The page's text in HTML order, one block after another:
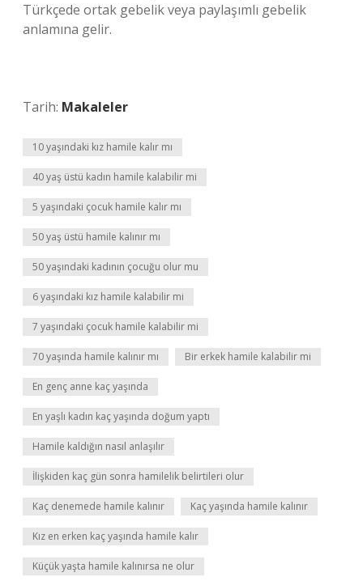
Türkçede ortak gebelik veya paylaşımlı gebelik
anlamına gelir.
Tarih: Makaleler
10 yaşındaki kız hamile kalır mı
40 yaş üstü kadın hamile kalabilir mi
5 yaşındaki çocuk hamile kalır mı
50 yaş üstü hamile kalınır mı
50 yaşındaki kadının çocuğu olur mu
6 yaşındaki kız hamile kalabilir mi
7 yaşındaki çocuk hamile kalabilir mi
70 yaşında hamile kalınır mı Bir erkek hamile kalabilir mi
En genç anne kaç yaşında
En yaşlı kadın kaç yaşında doğum yaptı
Hamile kaldığın nasıl anlaşılır
İlişkiden kaç gün sonra hamilelik belirtileri olur
Kaç denemede hamile kalınır Kaç yaşında hamile kalınır
Kız en erken kaç yaşında hamile kalır
Küçük yaşta hamile kalınırsa ne olur